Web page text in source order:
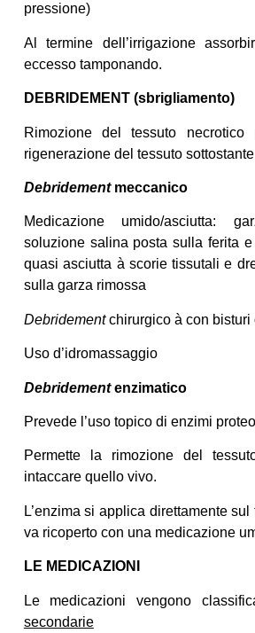
pressione)
Al termine dell’irrigazione
eccesso tamponando.
DEBRIDEMENT (sbrigliamento)
Rimozione del tessuto necrotico
rigenerazione del tessuto sottostante
Debridementmeccanico
Medicazione umido/asciutta:
soluzione salina posta sulla ferita
quasi asciutta à scorie tissutali e
sulla garza rimossa
Debridementchirurgico à con bisturi
Uso d’idromassaggio
Debridementenzimatico
Prevede l’uso topico di enzimi
Permette la rimozione del
intaccare quello vivo.
L’enzima si applica direttamente
va ricoperto con una medicazione
LE MEDICAZIONI
Le medicazioni vengono
secondarie